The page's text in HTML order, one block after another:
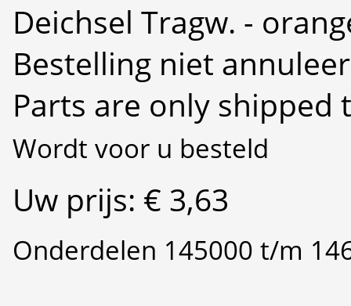
Deichsel Tragw. -
Bestelling niet
Parts are only shipped
Wordt voor u besteld
Uw prijs: € 3,63
Onderdelen 145000 t/m